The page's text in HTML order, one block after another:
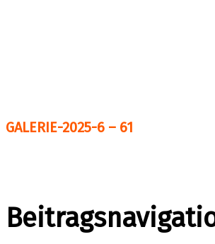
GALERIE-2025-6 – 61